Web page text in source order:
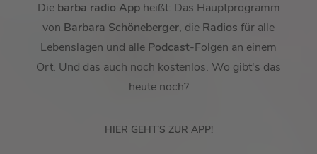
Diebarba radio Appheißt: Das Hauptprogramm
von Barbara Schöneberger, die Radios für alle
Lebenslagen und alle Podcast-Folgen an einem
Ort. Und das auch noch kostenlos. Wo gibt's das
heute noch?
HIER GEHT’S ZUR APP!